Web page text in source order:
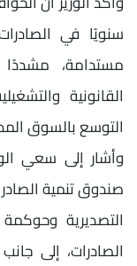
سنويًا في
مستدامة، مشددًا
القانونية
التوسع بالسوق
وأشار إلى سعي
صندوق تنمية
التصديرية
الصادرات، إلى